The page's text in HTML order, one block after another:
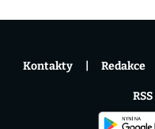
Kontakty Redakce
RSS